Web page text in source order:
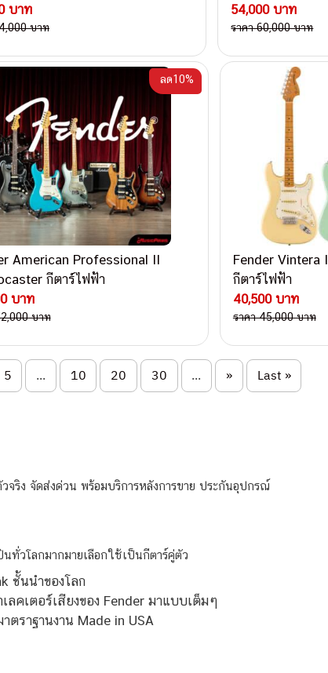
บาท
บาท
54,000 บาท
ราคา 60,000 บาท
American Professional II
กีตาร์ไฟฟ้า
บาท
ลด10%
บาท
Fender Vintera
กีตาร์ไฟฟ้า
40,500 บาท
ราคา 45,000 บาท
5 ... 10 20 30 ... » Last »
ริง จัดส่งด่วน พร้อมบริการหลังการขาย ประกันอุปกรณ์
ทั่วโลกมากมายเลือกใช้เป็นกีตาร์คู่ตัว
ชั้นนำของโลก
ลคเตอร์เสียงของ Fender มาแบบเต็มๆ
ตราฐานงาน Made in USA